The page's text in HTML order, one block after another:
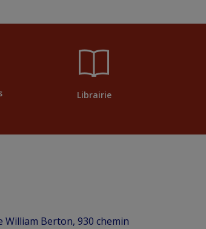
Librairie
William Berton, 930 chemin